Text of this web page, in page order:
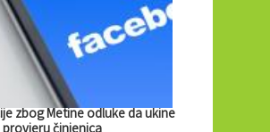
zbog Metine odluke da ukine